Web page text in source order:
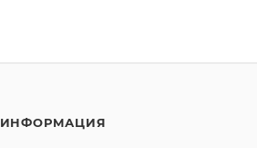
ИНФОРМАЦИЯ